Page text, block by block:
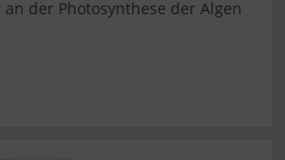
der Photosynthese der Algen